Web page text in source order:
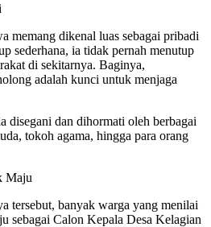
memang dikenal luas sebagai pribadi
sederhana, ia tidak pernah menutup
di sekitarnya. Baginya,
adalah kunci untuk menjaga
disegani dan dihormati oleh berbagai
tokoh agama, hingga para orang
Maju
tersebut, banyak warga yang menilai
sebagai Calon Kepala Desa Kelagian